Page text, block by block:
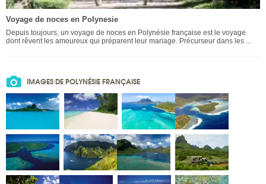
Voyage de noces en Polynesie
Depuis toujours, un voyage de noces en Polynésie française est le voyage
dont rêvent les amoureux qui préparent leur mariage. Précurseur dans les ...
IMAGES DE POLYNÉSIE FRANÇAISE